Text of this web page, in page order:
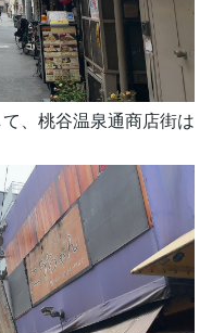
、桃谷温泉通商店街は